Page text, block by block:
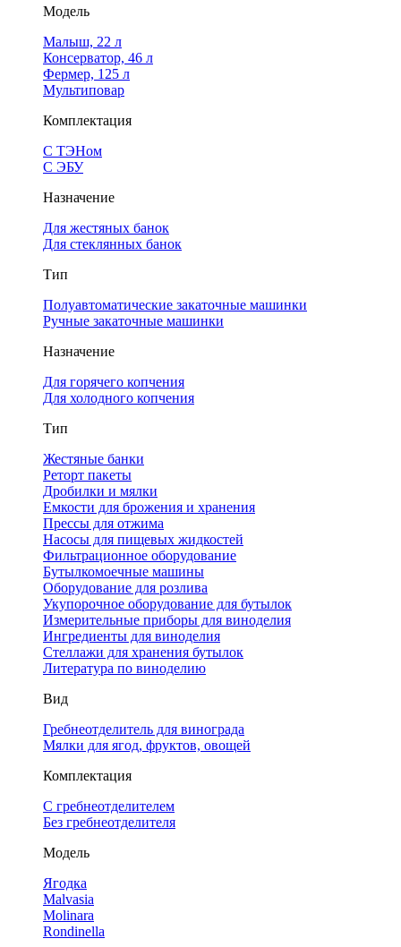
Модель
Малыш, 22 л
Консерватор, 46 л
Фермер, 125 л
Мультиповар
Комплектация
С ТЭНом
С ЭБУ
Назначение
Для жестяных банок
Для стеклянных банок
Тип
Полуавтоматические закаточные машинки
Ручные закаточные машинки
Назначение
Для горячего копчения
Для холодного копчения
Тип
Жестяные банки
Реторт пакеты
Дробилки и мялки
Емкости для брожения и хранения
Прессы для отжима
Насосы для пищевых жидкостей
Фильтрационное оборудование
Бутылкомоечные машины
Оборудование для розлива
Укупорочное оборудование для бутылок
Измерительные приборы для виноделия
Ингредиенты для виноделия
Стеллажи для хранения бутылок
Литература по виноделию
Вид
Гребнеотделитель для винограда
Мялки для ягод, фруктов, овощей
Комплектация
С гребнеотделителем
Без гребнеотделителя
Модель
Ягодка
Malvasia
Molinara
Rondinella